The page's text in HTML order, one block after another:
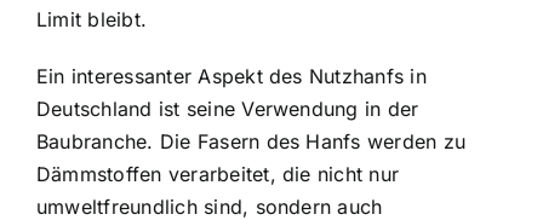
Limit bleibt.
Ein interessanter Aspekt des Nutzhanfs in
Deutschland ist seineVerwendung in der
Baubranche. Die Fasern des Hanfs werden zu
Dämmstoffen verarbeitet, die nicht nur
umweltfreundlich sind, sondern auch